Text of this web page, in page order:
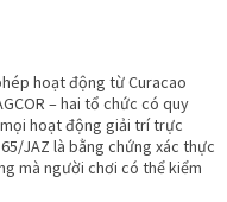
hoạt động từ Curacao
– hai tổ chức có quy
hoạt động giải trí trực
JAZ là bằng chứng xác thực
mà người chơi có thể kiểm